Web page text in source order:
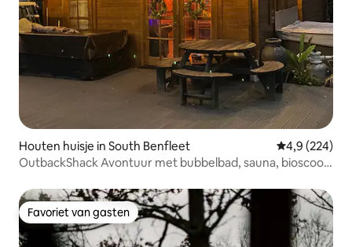
Houten huisje in South Benfleet Gemiddelde
4,9 (224)
OutbackShack Avontuur met bubbelbad, sauna, bioscoop
Favoriet van gasten
Favoriet van gasten